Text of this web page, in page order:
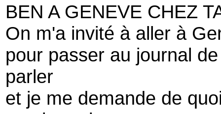
BEN A GENEVE CHEZ
On m'a invité à aller à
pour passer au journal
parler
et je me demande de